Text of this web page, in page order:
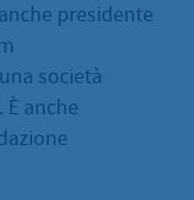
presidente
società
anche